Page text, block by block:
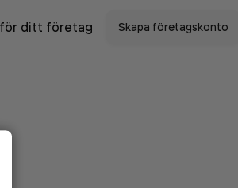
ditt företag Skapa företagskonto